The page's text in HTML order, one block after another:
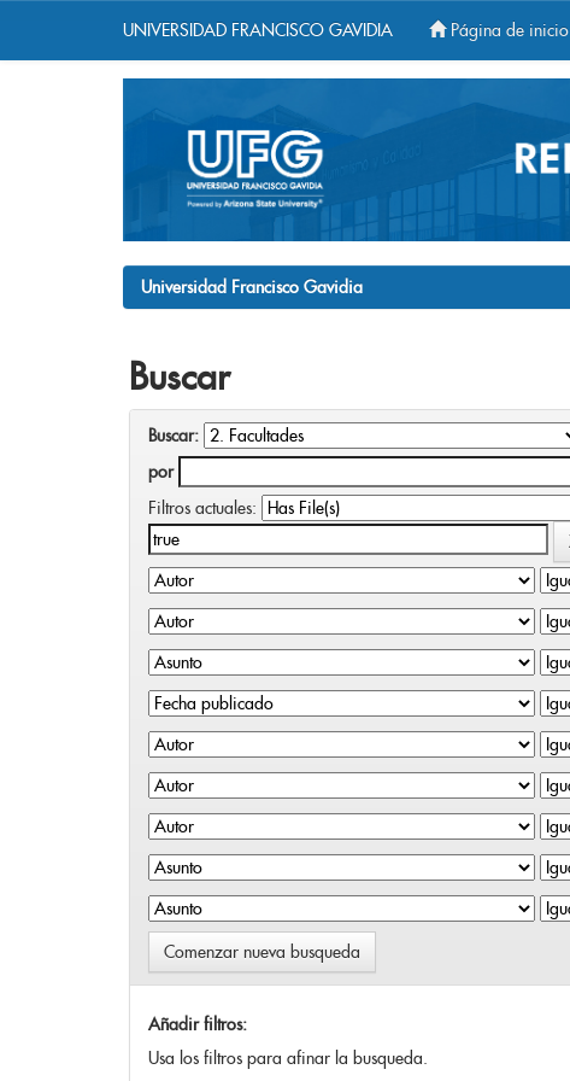
UNIVERSIDAD FRANCISCO GAVIDIA Página de inicio
Universidad Francisco Gavidia
Buscar
Buscar:
por
Filtros actuales:
Comenzar nueva busqueda
Añadir filtros:
Usa los filtros para afinar la busqueda.